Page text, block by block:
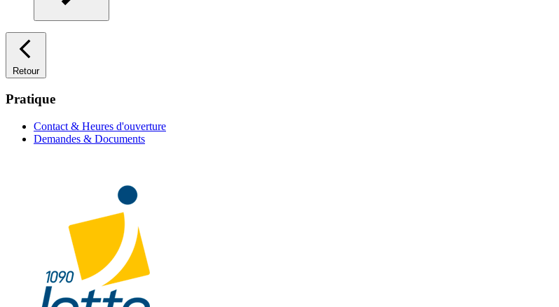
Retour
Pratique
Contact & Heures d'ouverture
Demandes & Documents